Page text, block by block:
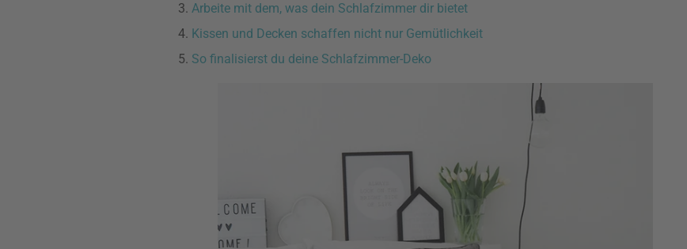
Arbeite mit dem, was dein Schlafzimmer dir bietet
Kissen und Decken schaffen nicht nur Gemütlichkeit
So finalisierst du deine Schlafzimmer-Deko